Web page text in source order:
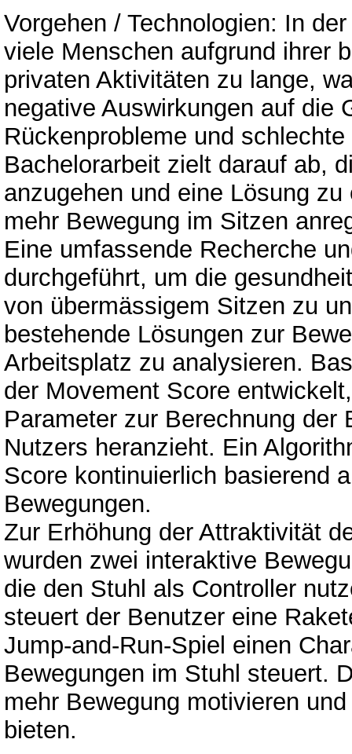
Vorgehen / Technologien: In
viele Menschen aufgrund ihrer
privaten Aktivitäten zu lange,
negative Auswirkungen auf die
Rückenprobleme und
Bachelorarbeit zielt darauf ab,
anzugehen und eine Lösung
mehr Bewegung im Sitzen
Eine umfassende Recherche
durchgeführt, um die
von übermässigem Sitzen zu
bestehende Lösungen zur
Arbeitsplatz zu analysieren.
der Movement Score
Parameter zur Berechnung der
Nutzers heranzieht. Ein
Score kontinuierlich basierend
Bewegungen.
Zur Erhöhung der Attraktivität
wurden zwei interaktive
die den Stuhl als Controller
steuert der Benutzer eine
Jump-and-Run-Spiel einen
Bewegungen im Stuhl steuert.
mehr Bewegung motivieren
bieten.